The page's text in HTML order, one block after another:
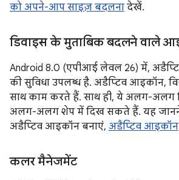
को अपने-आप साइज़ बदलना देखें.
डिवाइस के मुताबिक बदलने वाले
Android 8.0 (एपीआई लेवल 26) में,
की सुविधा उपलब्ध है. अडैप्टिव आइकॉन,
साथ काम करते हैं. साथ ही, ये अलग-अलग
अलग-अलग शेप में दिख सकते हैं. यह
अडैप्टिव आइकॉन बनाएं, अडैप्टिव आइकॉन
कलर मैनेजमेंट